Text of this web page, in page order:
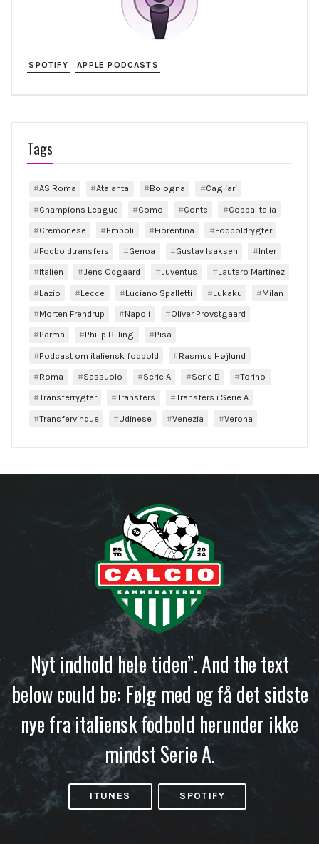
SPOTIFY APPLE PODCASTS
Tags
AS Roma Atalanta Bologna
Cagliari
Champions League
Como Conte
Coppa Italia
Cremonese
Empoli Fiorentina
Fodboldrygter
Fodboldtransfers
Genoa Gustav Isaksen
Inter
Italien
Jens Odgaard Juventus
Lautaro Martinez
Lazio
Lecce Luciano Spalletti Lukaku
Milan
Morten Frendrup
Napoli
Oliver Provstgaard
Parma
Philip Billing
Pisa
Podcast om italiensk fodbold
Rasmus Højlund
Roma
Sassuolo Serie A Serie B
Torino
Transferrygter
Transfers
Transfers i Serie A
Transfervindue
Udinese Venezia Verona
Nyt indhold hele tiden”. And the text
below could be: Følg med og få det sidste
nye fra italiensk fodbold herunder ikke
mindst Serie A.
ITUNES SPOTIFY